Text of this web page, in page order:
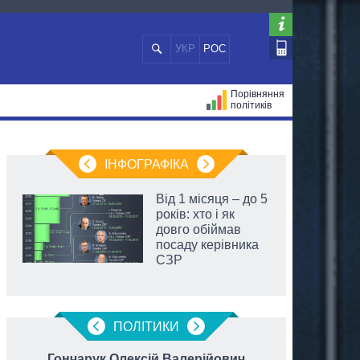
УКР РОС
Порівняння
політиків
ІНФОГРАФІКА
Від 1 місяця – до 5
років: хто і як
довго обіймав
посаду керівника
СЗР
ПОЛIТИКИ